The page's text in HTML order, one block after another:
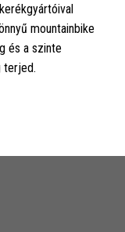
mountainbike
és a szinte
terjed.